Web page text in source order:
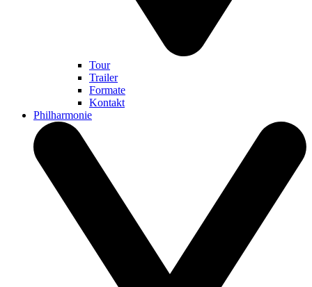
Tour
Trailer
Formate
Kontakt
Philharmonie